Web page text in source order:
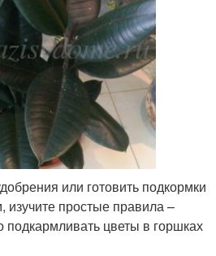
или готовить подкормки
простые правила –
подкармливать цветы в горшках